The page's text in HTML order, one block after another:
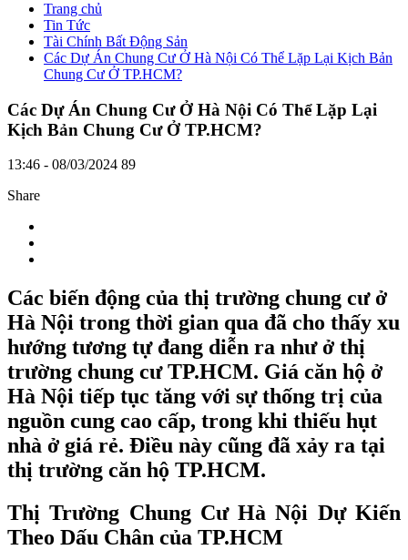
Trang chủ
Tin Tức
Tài Chính Bất Động Sản
Các Dự Án Chung Cư Ở Hà Nội Có Thể Lặp Lại Kịch Bản
Chung Cư Ở TP.HCM?
Các Dự Án Chung Cư Ở Hà Nội Có Thể Lặp Lại
Kịch Bản Chung Cư Ở TP.HCM?
13:46 - 08/03/2024 89
Share
Các biến động của thị trường chung cư ở
Hà Nội trong thời gian qua đã cho thấy xu
hướng tương tự đang diễn ra như ở thị
trường chung cư TP.HCM. Giá căn hộ ở
Hà Nội tiếp tục tăng với sự thống trị của
nguồn cung cao cấp, trong khi thiếu hụt
nhà ở giá rẻ. Điều này cũng đã xảy ra tại
thị trường căn hộ TP.HCM.
Thị Trường Chung Cư Hà Nội Dự Kiến
Theo Dấu Chân của TP.HCM